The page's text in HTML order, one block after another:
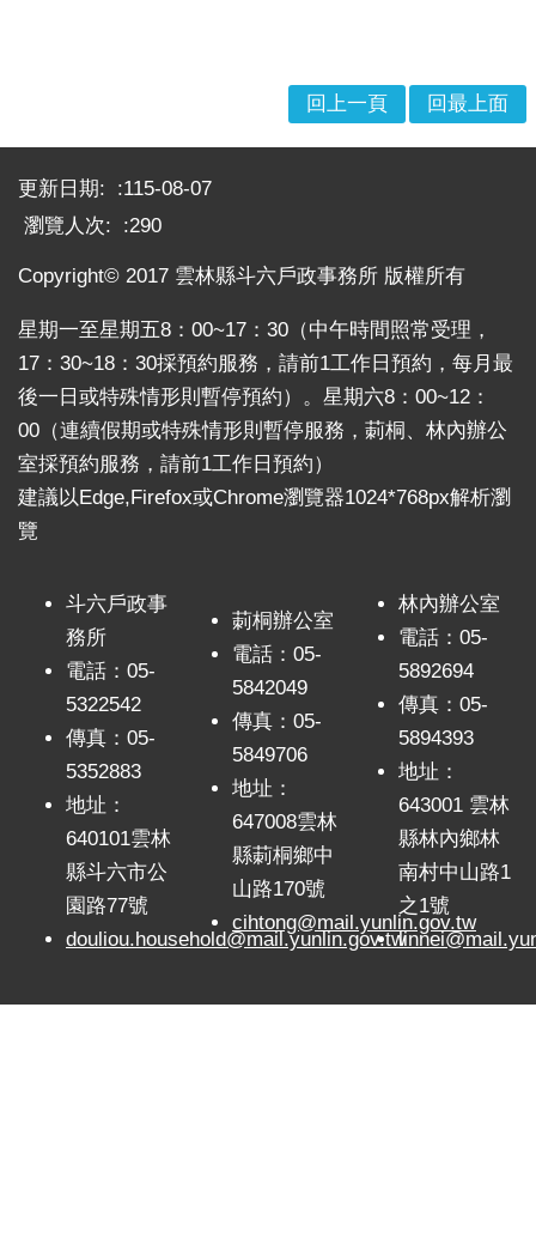
回上一頁 回最上面
更新日期:
115-08-07
瀏覽人次:
290
Copyright© 2017 雲林縣斗六戶政事務所 版權所有
星期一至星期五8：00~17：30（中午時間照常受理，
17：30~18：30採預約服務，請前1工作日預約，每月最
後一日或特殊情形則暫停預約）。星期六8：00~12：
00（連續假期或特殊情形則暫停服務，莿桐、林內辦公
室採預約服務，請前1工作日預約）
建議以Edge,Firefox或Chrome瀏覽器1024*768px解析瀏
覽
斗六戶政事
務所
電話：05-
5322542
傳真：05-
5352883
地址：
640101雲林
縣斗六市公
園路77號
douliou.household@mail.yunlin.gov.tw
莿桐辦公室
電話：05-
5842049
傳真：05-
5849706
地址：
647008雲林
縣莿桐鄉中
山路170號
cihtong@mail.yunlin.gov.tw
林內辦公室
電話：05-
5892694
傳真：05-
5894393
地址：
643001 雲林
縣林內鄉林
南村中山路1
之1號